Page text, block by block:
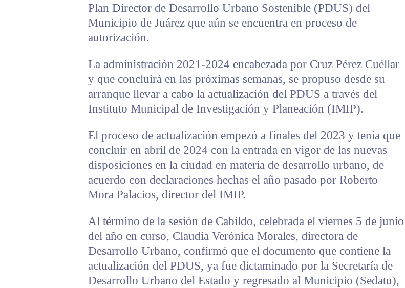
Plan Director de Desarrollo Urbano Sostenible (PDUS) del
Municipio de Juárez que aún se encuentra en proceso de
autorización.
La administración 2021-2024 encabezada por Cruz Pérez Cuéllar
y que concluirá en las próximas semanas, se propuso desde su
arranque llevar a cabo la actualización del PDUS a través del
Instituto Municipal de Investigación y Planeación (IMIP).
El proceso de actualización empezó a finales del 2023 y tenía que
concluir en abril de 2024 con la entrada en vigor de las nuevas
disposiciones en la ciudad en materia de desarrollo urbano, de
acuerdo con declaraciones hechas el año pasado por Roberto
Mora Palacios, director del IMIP.
Al término de la sesión de Cabildo, celebrada el viernes 5 de junio
del año en curso, Claudia Verónica Morales, directora de
Desarrollo Urbano, confirmó que el documento que contiene la
actualización del PDUS, ya fue dictaminado por la Secretaría de
Desarrollo Urbano del Estado y regresado al Municipio (Sedatu),